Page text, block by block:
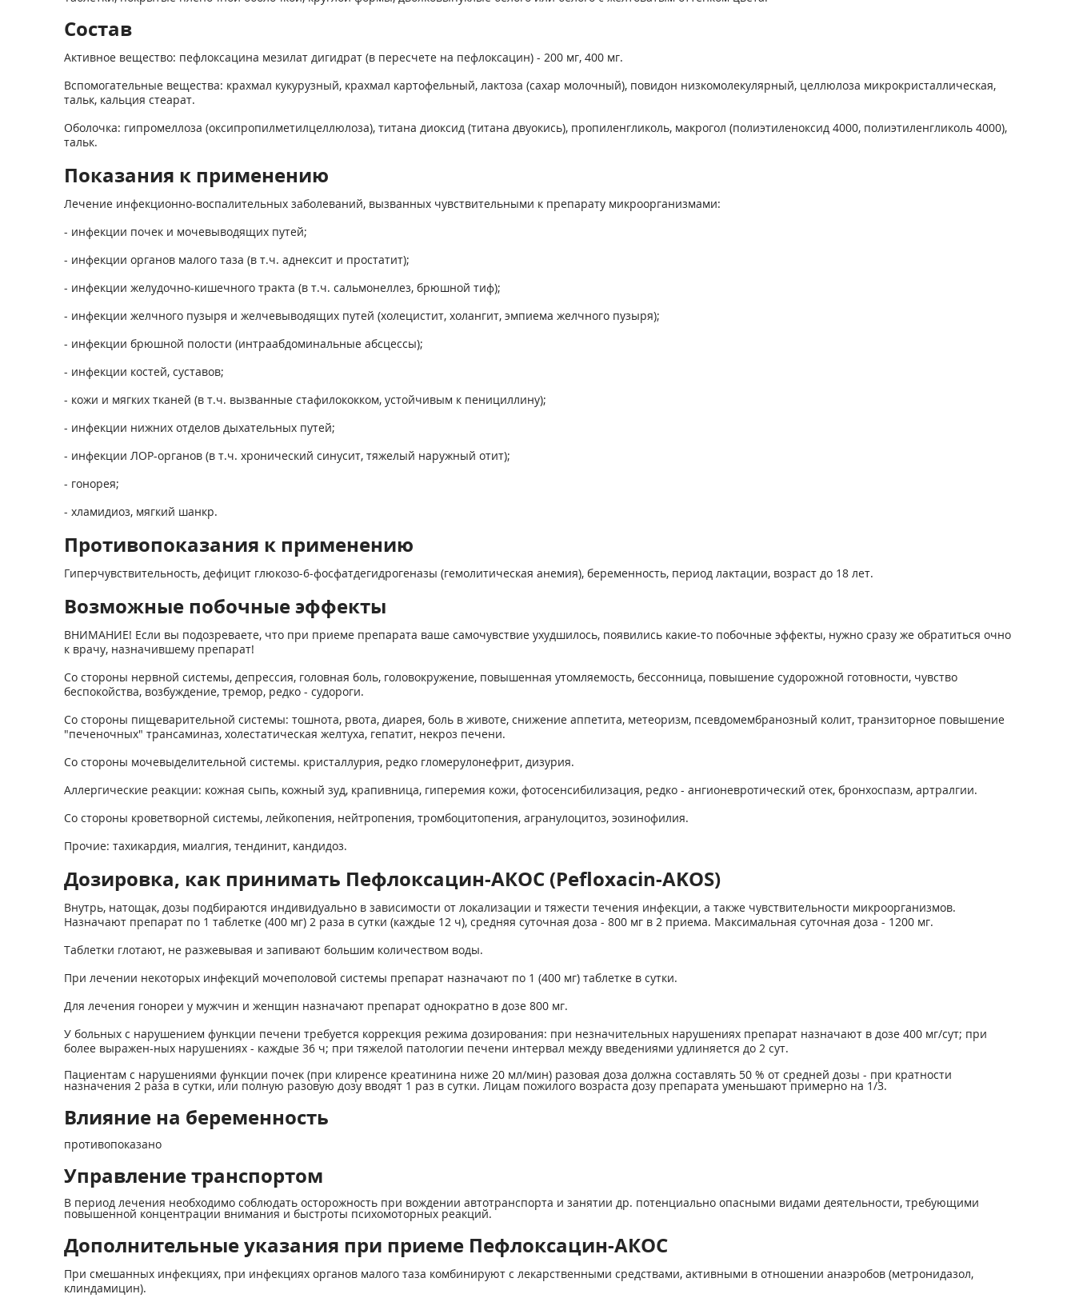
Состав
Активное вещество: пефлоксацина мезилат дигидрат (в пересчете на пефлоксацин) - 200 мг, 400 мг.
Вспомогательные вещества: крахмал кукурузный, крахмал картофельный, лактоза (сахар молочный), повидон низкомолекулярный, целлюлоза микрокристаллическая,
тальк, кальция стеарат.
Оболочка: гипромеллоза (оксипропилметилцеллюлоза), титана диоксид (титана двуокись), пропиленгликоль, макрогол (полиэтиленоксид 4000, полиэтиленгликоль 4000),
тальк.
Показания к применению
Лечение инфекционно-воспалительных заболеваний, вызванных чувствительными к препарату микроорганизмами:
- инфекции почек и мочевыводящих путей;
- инфекции органов малого таза (в т.ч. аднексит и простатит);
- инфекции желудочно-кишечного тракта (в т.ч. сальмонеллез, брюшной тиф);
- инфекции желчного пузыря и желчевыводящих путей (холецистит, холангит, эмпиема желчного пузыря);
- инфекции брюшной полости (интраабдоминальные абсцессы);
- инфекции костей, суставов;
- кожи и мягких тканей (в т.ч. вызванные стафилококком, устойчивым к пенициллину);
- инфекции нижних отделов дыхательных путей;
- инфекции ЛОР-органов (в т.ч. хронический синусит, тяжелый наружный отит);
- гонорея;
- хламидиоз, мягкий шанкр.
Противопоказания к применению
Гиперчувствительность, дефицит глюкозо-6-фосфатдегидрогеназы (гемолитическая анемия), беременность, период лактации, возраст до 18 лет.
Возможные побочные эффекты
ВНИМАНИЕ! Если вы подозреваете, что при приеме препарата ваше самочувствие ухудшилось, появились какие-то побочные эффекты, нужно сразу же обратиться очно
к врачу, назначившему препарат!
Со стороны нервной системы, депрессия, головная боль, головокружение, повышенная утомляемость, бессонница, повышение судорожной готовности, чувство
беспокойства, возбуждение, тремор, редко - судороги.
Со стороны пищеварительной системы: тошнота, рвота, диарея, боль в животе, снижение аппетита, метеоризм, псевдомембранозный колит, транзиторное повышение
"печеночных" трансаминаз, холестатическая желтуха, гепатит, некроз печени.
Со стороны мочевыделительной системы. кристаллурия, редко гломерулонефрит, дизурия.
Аллергические реакции: кожная сыпь, кожный зуд, крапивница, гиперемия кожи, фотосенсибилизация, редко - ангионевротический отек, бронхоспазм, артралгии.
Со стороны кроветворной системы, лейкопения, нейтропения, тромбоцитопения, агранулоцитоз, эозинофилия.
Прочие: тахикардия, миалгия, тендинит, кандидоз.
Дозировка, как принимать Пефлоксацин-АКОС (Pefloxacin-AKOS)
Внутрь, натощак, дозы подбираются индивидуально в зависимости от локализации и тяжести течения инфекции, а также чувствительности микроорганизмов.
Назначают препарат по 1 таблетке (400 мг) 2 раза в сутки (каждые 12 ч), средняя суточная доза - 800 мг в 2 приема. Максимальная суточная доза - 1200 мг.
Таблетки глотают, не разжевывая и запивают большим количеством воды.
При лечении некоторых инфекций мочеполовой системы препарат назначают по 1 (400 мг) таблетке в сутки.
Для лечения гонореи у мужчин и женщин назначают препарат однократно в дозе 800 мг.
У больных с нарушением функции печени требуется коррекция режима дозирования: при незначительных нарушениях препарат назначают в дозе 400 мг/сут; при
более выражен-ных нарушениях - каждые 36 ч; при тяжелой патологии печени интервал между введениями удлиняется до 2 сут.
Пациентам с нарушениями функции почек (при клиренсе креатинина ниже 20 мл/мин) разовая доза должна составлять 50 % от средней дозы - при кратности
назначения 2 раза в сутки, или полную разовую дозу вводят 1 раз в сутки. Лицам пожилого возраста дозу препарата уменьшают примерно на 1/3.
Влияние на беременность
противопоказано
Управление транспортом
В период лечения необходимо соблюдать осторожность при вождении автотранспорта и занятии др. потенциально опасными видами деятельности, требующими
повышенной концентрации внимания и быстроты психомоторных реакций.
Дополнительные указания при приеме Пефлоксацин-АКОС
При смешанных инфекциях, при инфекциях органов малого таза комбинируют с лекарственными средствами, активными в отношении анаэробов (метронидазол,
клиндамицин).